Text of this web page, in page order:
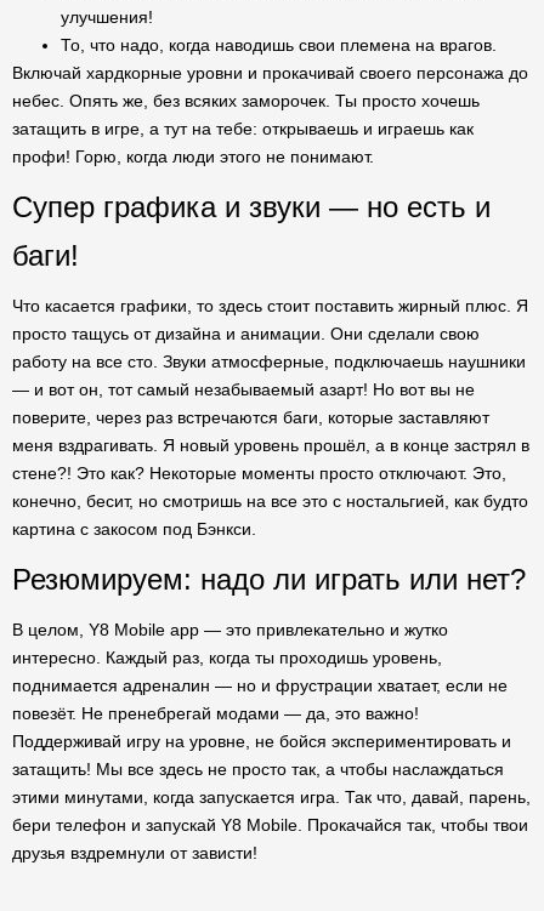
улучшения!
То, что надо, когда наводишь свои племена на врагов.
Включай хардкорные уровни и прокачивай своего персонажа до
небес. Опять же, без всяких заморочек. Ты просто хочешь
затащить в игре, а тут на тебе: открываешь и играешь как
профи! Горю, когда люди этого не понимают.
Супер графика и звуки — но есть и
баги!
Что касается графики, то здесь стоит поставить жирный плюс. Я
просто тащусь от дизайна и анимации. Они сделали свою
работу на все сто. Звуки атмосферные, подключаешь наушники
— и вот он, тот самый незабываемый азарт! Но вот вы не
поверите, через раз встречаются баги, которые заставляют
меня вздрагивать. Я новый уровень прошёл, а в конце застрял в
стене?! Это как? Некоторые моменты просто отключают. Это,
конечно, бесит, но смотришь на все это с ностальгией, как будто
картина с закосом под Бэнкси.
Резюмируем: надо ли играть или нет?
В целом, Y8 Mobile app — это привлекательно и жутко
интересно. Каждый раз, когда ты проходишь уровень,
поднимается адреналин — но и фрустрации хватает, если не
повезёт. Не пренебрегай модами — да, это важно!
Поддерживай игру на уровне, не бойся экспериментировать и
затащить! Мы все здесь не просто так, а чтобы наслаждаться
этими минутами, когда запускается игра. Так что, давай, парень,
бери телефон и запускай Y8 Mobile. Прокачайся так, чтобы твои
друзья вздремнули от зависти!